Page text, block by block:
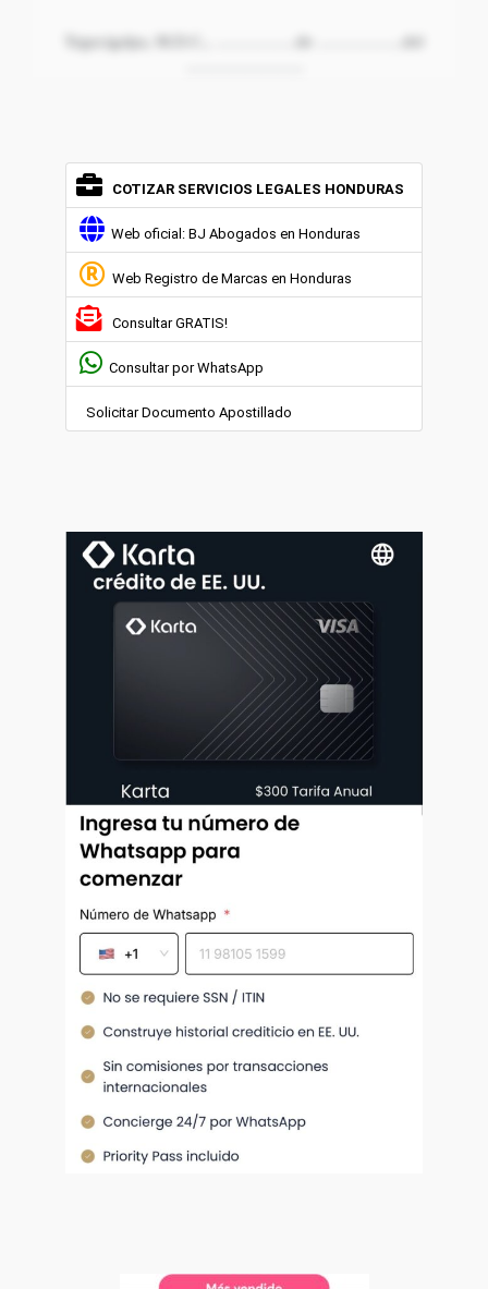
Tegucigalpa, M.D.C., ……………de …………….del
COTIZAR SERVICIOS LEGALES HONDURAS
Web oficial: BJ Abogados en Honduras
Web Registro de Marcas en Honduras
Consultar GRATIS!
Consultar por WhatsApp
Solicitar Documento Apostillado